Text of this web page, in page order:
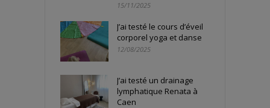
15/11/2025
J’ai testé le cours d’éveil
corporel yoga et danse
12/08/2025
J’ai testé un drainage
lymphatique Renata à
Caen